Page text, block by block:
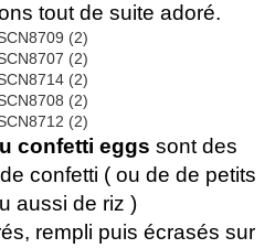
tout de suite adoré.
confetti eggs sont des
confetti ( ou de de petits
aussi de riz )
rempli puis écrasés sur